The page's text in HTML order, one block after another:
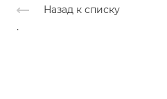
Назад к списку
.